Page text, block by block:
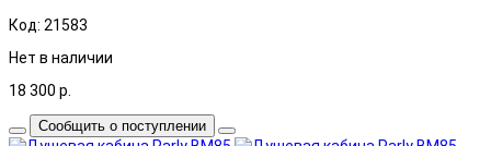
Код: 21583
Нет в наличии
18 300 р.
Сообщить о поступлении